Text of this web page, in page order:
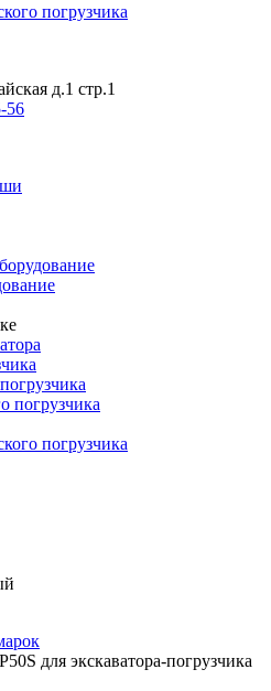
погрузчика
д.1 стр.1
56
погрузчика
погрузчика
для экскаватора-погрузчика